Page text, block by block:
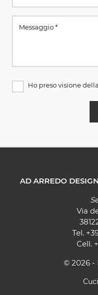
Ho preso visione della
AD ARREDO
Via
Tel.
Cell.
© 2026 -